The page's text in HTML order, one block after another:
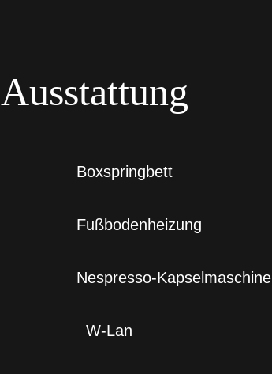
Ausstattung
Boxspringbett
Fußbodenheizung
Nespresso-Kapselmaschine
W-Lan